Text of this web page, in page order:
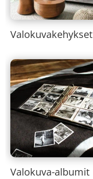
Valokuvakehykset
Valokuva-albumit